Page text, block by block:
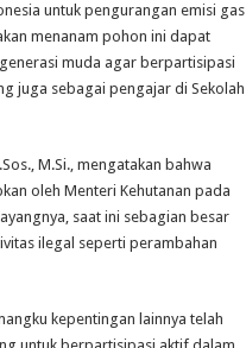
untuk pengurangan emisi gas
menanam pohon ini dapat
muda agar berpartisipasi
juga sebagai pengajar di Sekolah
M.Si., mengatakan bahwa
oleh Menteri Kehutanan pada
saat ini sebagian besar
ilegal seperti perambahan
kepentingan lainnya telah